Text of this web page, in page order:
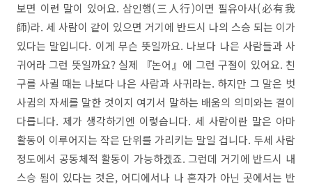
보면 이런 말이 있어요. 삼인행(三人行)이면 필유아사(必有我
師)라. 세 사람이 같이 있으면 거기에 반드시 나의 스승 되는 이가
있다는 말입니다. 이게 무슨 뜻일까요. 나보다 나은 사람들과 사
귀어라 그런 뜻일까요? 실제 『논어』에 그런 구절이 있어요. 친
구를 사귈 때는 나보다 나은 사람과 사귀라는. 하지만 그 말은 벗
사귐의 자세를 말한 것이지 여기서 말하는 배움의 의미와는 결이
다릅니다. 제가 생각하기엔 이렇습니다. 세 사람이란 말은 아마
활동이 이루어지는 작은 단위를 가리키는 말일 겁니다. 두세 사람
정도에서 공동체적 활동이 가능하겠죠. 그런데 거기에 반드시 내
스승 됨이 있다는 것은, 어디에서나 나 혼자가 아닌 곳에서는 반